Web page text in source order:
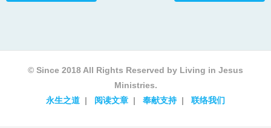
© Since 2018 All Rights Reserved by Living in Jesus
Ministries.
永生之道
阅读文章 奉献支持 联络我们